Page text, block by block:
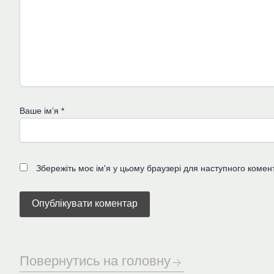
Ваше імʼя *
Збережіть моє ім'я у цьому браузері для наступного
Повернутись на головну